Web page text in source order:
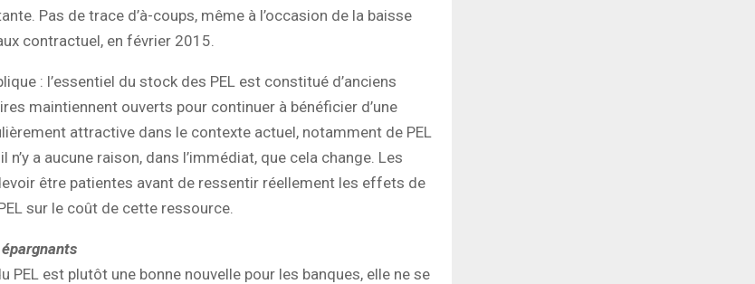
Pas de trace d’à-coups, même à l’occasion de la baisse
contractuel, en février 2015.
: l’essentiel du stock des PEL est constitué d’anciens
maintiennent ouverts pour continuer à bénéficier d’une
attractive dans le contexte actuel, notamment de PEL
n’y a aucune raison, dans l’immédiat, que cela change. Les
être patientes avant de ressentir réellement les effets de
sur le coût de cette ressource.
PEL est plutôt une bonne nouvelle pour les banques, elle ne se